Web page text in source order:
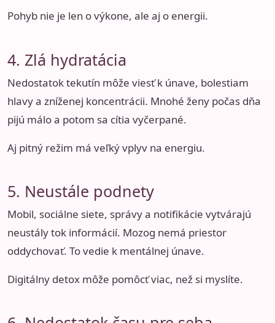
Pohyb nie je len o výkone, ale aj o energii.
4. Zlá hydratácia
Nedostatok tekutín môže viesť k únave, bolestiam
hlavy a zníženej koncentrácii. Mnohé ženy počas dňa
pijú málo a potom sa cítia vyčerpané.
Aj pitný režim má veľký vplyv na energiu.
5. Neustále podnety
Mobil, sociálne siete, správy a notifikácie vytvárajú
neustály tok informácií. Mozog nemá priestor
oddychovať. To vedie k mentálnej únave.
Digitálny detox môže pomôcť viac, než si myslíte.